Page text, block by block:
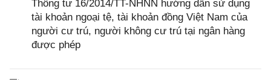
Thông tư 16/2014/TT-NHNN hướng dẫn sử dụng
tài khoản ngoại tệ, tài khoản đồng Việt Nam của
người cư trú, người không cư trú tại ngân hàng
được phép